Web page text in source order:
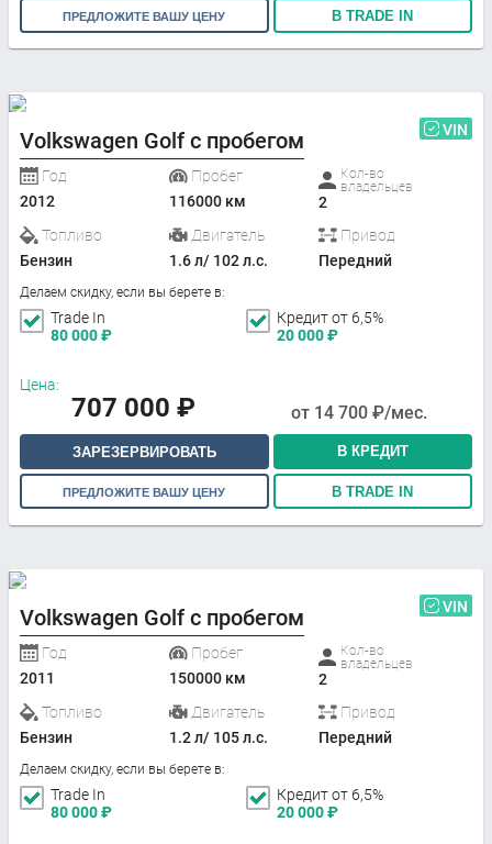
ПРЕДЛОЖИТЕ ВАШУ ЦЕНУ В TRADE IN
Volkswagen Golf с пробегом VIN
Год
2012
Пробег
116000 км
Кол-во
владельцев
2
Топливо
Бензин
Двигатель
1.6 л/ 102 л.с.
Привод
Передний
Делаем скидку, если вы берете в:
Trade In
80 000₽
Кредит от 6,5%
20 000₽
Цена:
707 000 ₽ от 14 700 ₽/мес.
ЗАРЕЗЕРВИРОВАТЬ В КРЕДИТ
ПРЕДЛОЖИТЕ ВАШУ ЦЕНУ В TRADE IN
Volkswagen Golf с пробегом VIN
Год
2011
Пробег
150000 км
Кол-во
владельцев
2
Топливо
Бензин
Двигатель
1.2 л/ 105 л.с.
Привод
Передний
Делаем скидку, если вы берете в:
Trade In
80 000₽
Кредит от 6,5%
20 000₽